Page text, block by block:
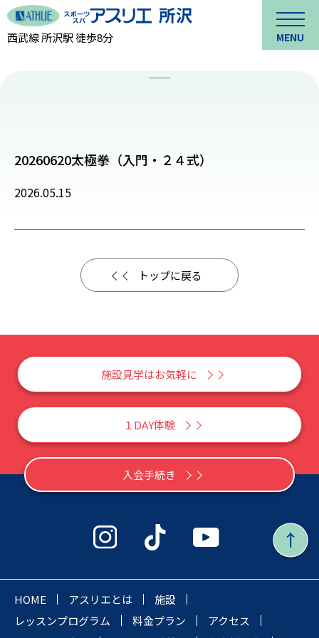
西武線 所沢駅 徒歩8分 MENU
20260620太極拳（入門・２４式）
2026.05.15
トップに戻る
施設見学はお気軽に
１DAY体験
入会手続き
HOME アスリエとは
施設
レッスンプログラム
料金プラン
アクセス